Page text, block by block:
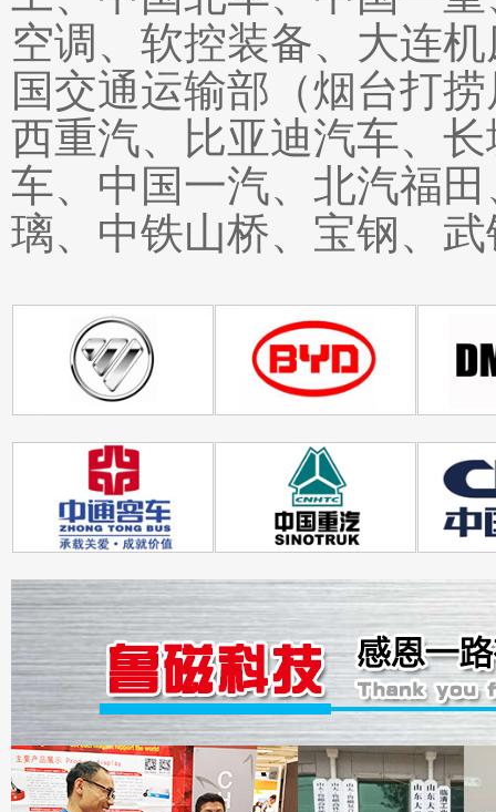
空调、软控装备、大连
国交通运输部（烟台打
西重汽、比亚迪汽车、
车、中国一汽、北汽福
璃、中铁山桥、宝钢、